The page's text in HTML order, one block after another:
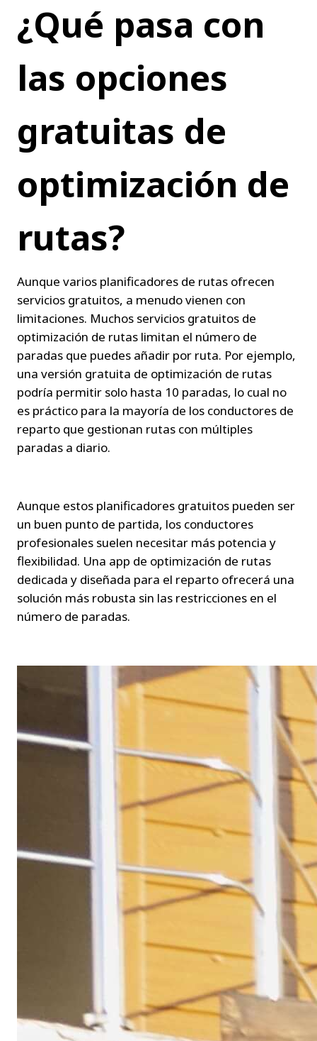
¿Qué pasa con
las opciones
gratuitas de
optimización de
rutas?
Aunque varios planificadores de rutas ofrecen
servicios gratuitos, a menudo vienen con
limitaciones. Muchos servicios gratuitos de
optimización de rutas limitan el número de
paradas que puedes añadir por ruta. Por ejemplo,
una versión gratuita de optimización de rutas
podría permitir solo hasta 10 paradas, lo cual no
es práctico para la mayoría de los conductores de
reparto que gestionan rutas con múltiples
paradas a diario.
Aunque estos planificadores gratuitos pueden ser
un buen punto de partida, los conductores
profesionales suelen necesitar más potencia y
flexibilidad. Una app de optimización de rutas
dedicada y diseñada para el reparto ofrecerá una
solución más robusta sin las restricciones en el
número de paradas.